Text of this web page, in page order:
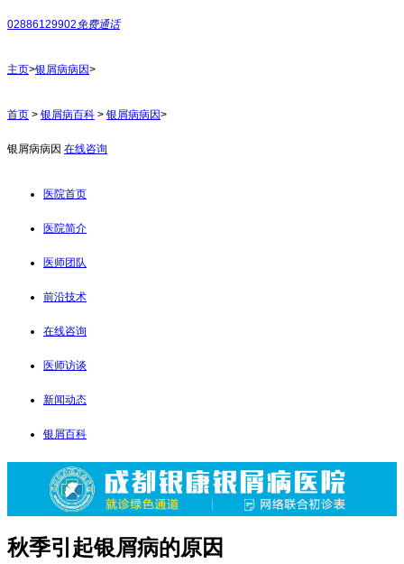
02886129902 免费通话
主页>银屑病病因>
首页 > 银屑病百科 > 银屑病病因>
银屑病病因 在线咨询
医院首页
医院简介
医师团队
前沿技术
在线咨询
医师访谈
新闻动态
银屑百科
秋季引起银屑病的原因